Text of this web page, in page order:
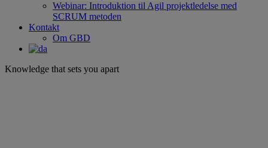
Webinar: Introduktion til Agil projektledelse med
SCRUM metoden
Kontakt
Om GBD
Knowledge that sets you apart